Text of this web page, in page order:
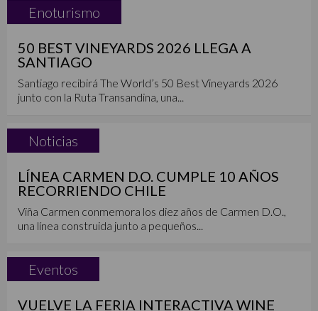
Enoturismo
50 BEST VINEYARDS 2026 LLEGA A
SANTIAGO
Santiago recibirá The World’s 50 Best Vineyards 2026
junto con la Ruta Transandina, una...
Noticias
LÍNEA CARMEN D.O. CUMPLE 10 AÑOS
RECORRIENDO CHILE
Viña Carmen conmemora los diez años de Carmen D.O.,
una línea construida junto a pequeños...
Eventos
VUELVE LA FERIA INTERACTIVA WINE